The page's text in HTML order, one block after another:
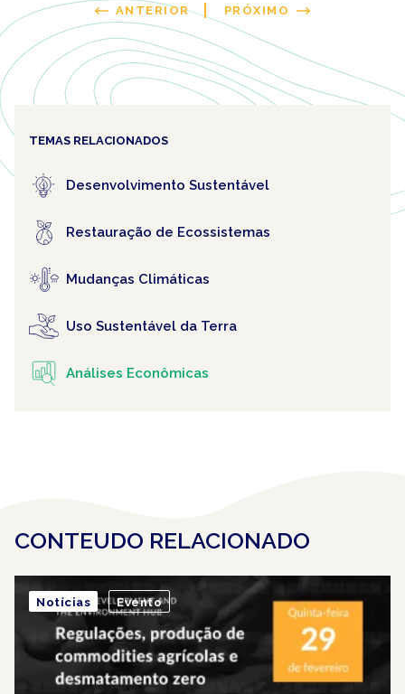
ANTERIOR PRÓXIMO
TEMAS RELACIONADOS
Desenvolvimento Sustentável
Restauração de Ecossistemas
Mudanças Climáticas
Uso Sustentável da Terra
Análises Econômicas
CONTEUDO RELACIONADO
Notícias Evento